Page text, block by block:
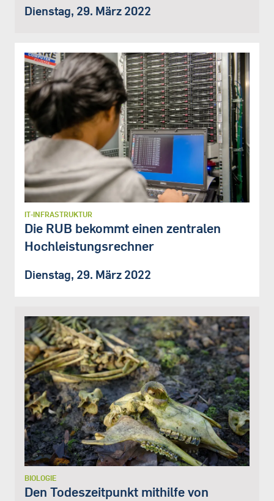
Dienstag, 29. März 2022
IT-INFRASTRUKTUR
Die RUB bekommt einen zentralen
Hochleistungsrechner
Dienstag, 29. März 2022
BIOLOGIE
Den Todeszeitpunkt mithilfe von